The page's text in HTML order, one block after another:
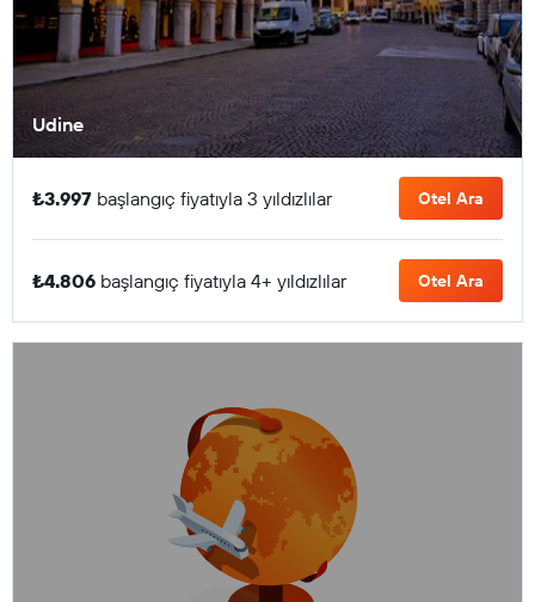
Udine
₺3.997 başlangıç fiyatıyla 3 yıldızlılar Otel Ara
₺4.806 başlangıç fiyatıyla 4+ yıldızlılar Otel Ara